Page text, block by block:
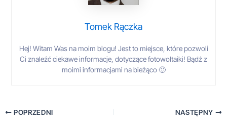
Tomek Rączka
Hej! Witam Was na moim blogu! Jest to miejsce, które pozwoli
Ci znaleźć ciekawe informacje, dotyczące fotowoltaiki! Bądź z
moimi informacjami na bieżąco 🙂
POPRZEDNI NASTĘPNY